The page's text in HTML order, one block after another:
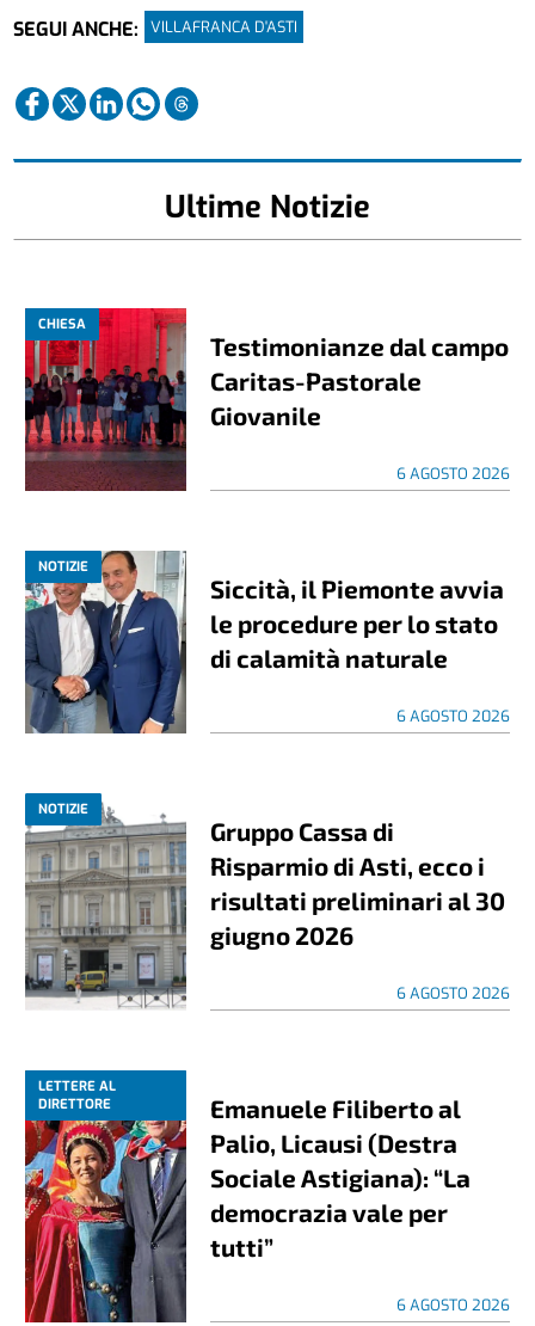
SEGUI ANCHE:
VILLAFRANCA D'ASTI
Ultime Notizie
CHIESA
Testimonianze dal campo
Caritas-Pastorale
Giovanile
6 AGOSTO 2026
NOTIZIE
Siccità, il Piemonte avvia
le procedure per lo stato
di calamità naturale
6 AGOSTO 2026
NOTIZIE
Gruppo Cassa di
Risparmio di Asti, ecco i
risultati preliminari al 30
giugno 2026
6 AGOSTO 2026
LETTERE AL
DIRETTORE
Emanuele Filiberto al
Palio, Licausi (Destra
Sociale Astigiana): “La
democrazia vale per
tutti”
6 AGOSTO 2026